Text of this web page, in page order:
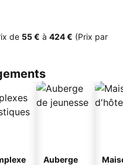
de ‎55 € à ‎424 € (Prix par
Auberge